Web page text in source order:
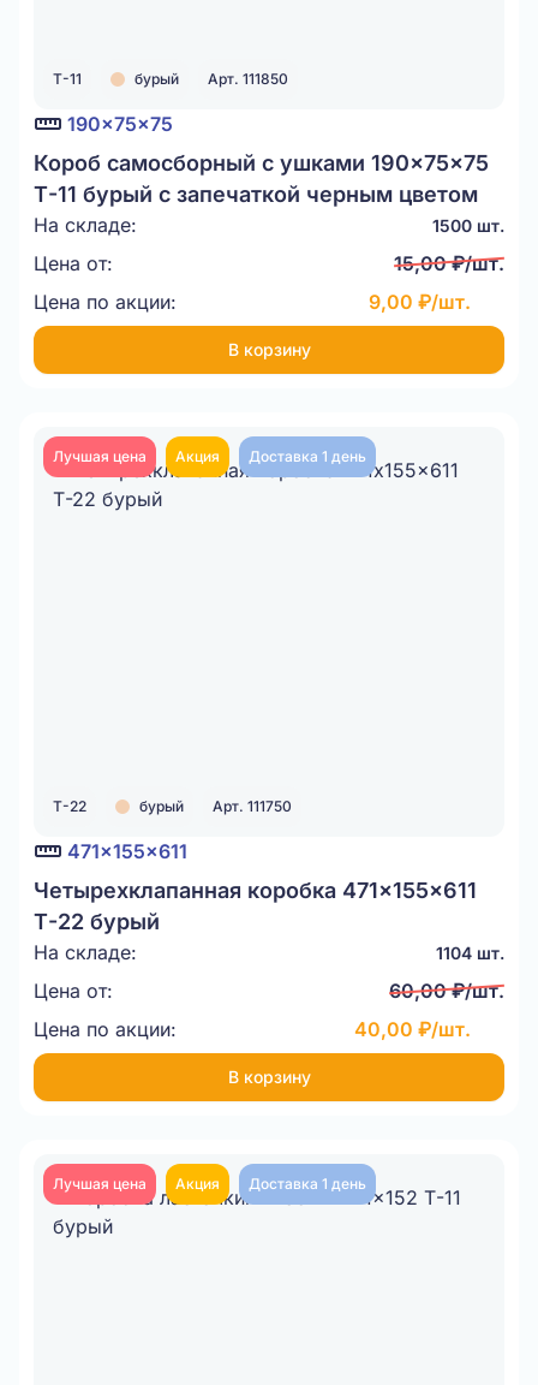
Т-11 бурый Арт. 111850
190x75x75
Короб самосборный с ушками 190x75x75
Т-11 бурый с запечаткой черным цветом
На складе: 1500 шт.
Цена от:
15,00 ₽/шт.
Цена по акции:
9,00 ₽/шт.
В корзину
Лучшая цена Акция Доставка 1 день
Т-22 бурый Арт. 111750
471x155x611
Четырехклапанная коробка 471x155x611
Т-22 бурый
На складе: 1104 шт.
Цена от:
60,00 ₽/шт.
Цена по акции:
40,00 ₽/шт.
В корзину
Лучшая цена Акция Доставка 1 день